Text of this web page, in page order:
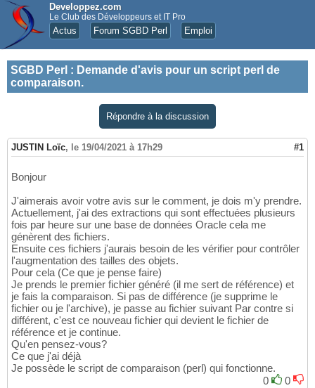
Developpez.com
Le Club des Développeurs et IT Pro
Actus Forum SGBD Perl Emploi
SGBD Perl : Demande d'avis pour un script perl de
comparaison.
Répondre à la discussion
JUSTIN Loïc, le 19/04/2021 à 17h29 #1
Bonjour
J'aimerais avoir votre avis sur le comment, je dois m'y prendre.
Actuellement, j'ai des extractions qui sont effectuées plusieurs
fois par heure sur une base de données Oracle cela me
génèrent des fichiers.
Ensuite ces fichiers j'aurais besoin de les vérifier pour contrôler
l'augmentation des tailles des objets.
Pour cela (Ce que je pense faire)
Je prends le premier fichier généré (il me sert de référence) et
je fais la comparaison. Si pas de différence (je supprime le
fichier ou je l'archive), je passe au fichier suivant Par contre si
différent, c'est ce nouveau fichier qui devient le fichier de
référence et je continue.
Qu'en pensez-vous?
Ce que j'ai déjà
Je possède le script de comparaison (perl) qui fonctionne.
0
0